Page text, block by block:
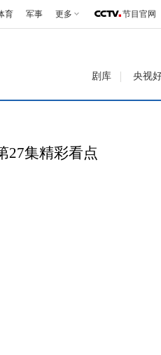
育 军事 更多 节目官网
剧库 央视
27集精彩看点